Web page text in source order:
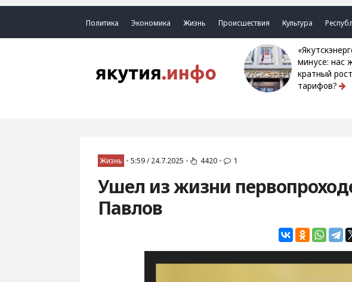
Политика Экономика Жизнь Происшествия Культура
«Якутскэнерго» в
минусе: нас
кратный рост
тарифов?
Жизнь • 5:59 / 24.7.2025 • 4420 • 1
Ушел из жизни
Павлов